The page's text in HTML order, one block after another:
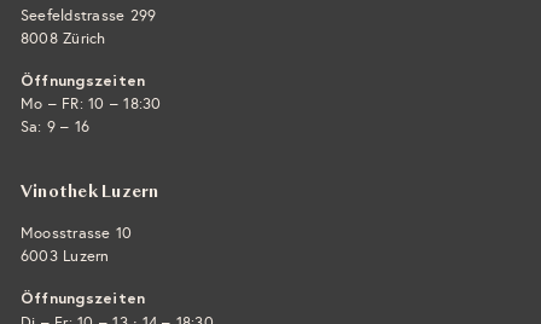
Seefeldstrasse 299
8008 Zürich
Öffnungszeiten
Mo – FR: 10 – 18:30
Sa: 9 – 16
Vinothek Luzern
Moosstrasse 10
6003 Luzern
Öffnungszeiten